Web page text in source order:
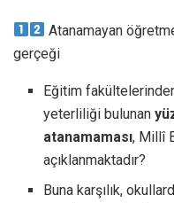
Atanamayan
gerçeği
Eğitim
yeterliliği bulunan
atanamaması, Millî
açıklanmaktadır?
Buna karşılık,